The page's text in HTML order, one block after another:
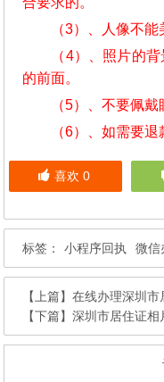
（3）、人像不
（4）、照片的
的前面。
（5）、不要佩戴
（6）、如需要
喜欢 0
标签： 小程序回执 微信
【上篇】在线办理深圳市
【下篇】深圳市居住证相